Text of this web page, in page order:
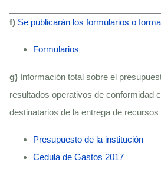
f) Se publicarán los formularios o
Formularios
g) Información total sobre el
resultados operativos de conformidad
destinatarios de la entrega de recursos
Presupuesto de la institución
Cedula de Gastos 2017